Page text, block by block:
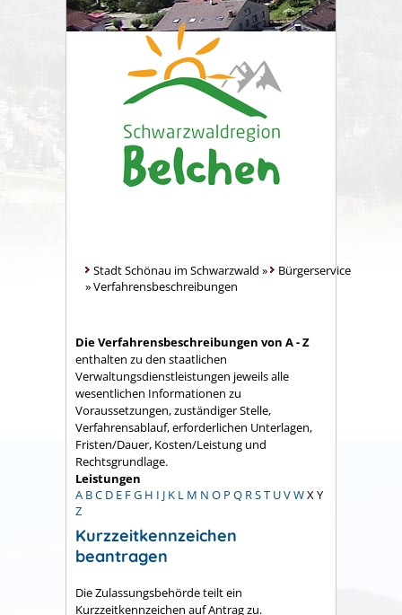
Stadt Schönau im Schwarzwald »
Bürgerservice
»Verfahrensbeschreibungen
Die Verfahrensbeschreibungen von A - Z
enthalten zu den staatlichen
Verwaltungsdienstleistungen jeweils alle
wesentlichen Informationen zu
Voraussetzungen, zuständiger Stelle,
Verfahrensablauf, erforderlichen Unterlagen,
Fristen/Dauer, Kosten/Leistung und
Rechtsgrundlage.
Leistungen
A BC D E FG H I J K L M N O P Q RST UVWX Y
Z
Kurzzeitkennzeichen
beantragen
Die Zulassungsbehörde teilt ein
Kurzzeitkennzeichen auf Antrag zu.